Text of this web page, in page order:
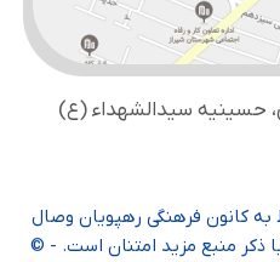
حسینیه سید‌الشهداء (ع)
کانون فرهنگی رهپویان وصال
ذکر منبع مزید امتنان است. - ©